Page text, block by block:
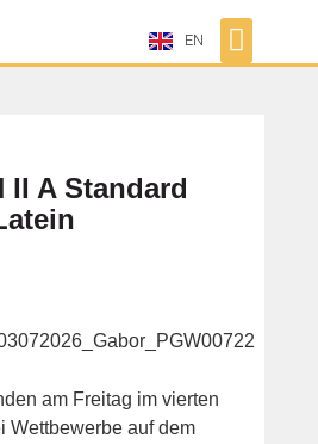
EN
II A Standard
am Freitag im vierten
Wettbewerbe auf dem